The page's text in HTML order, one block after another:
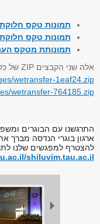
תמונות טקס
תמונות טקס
תמונותת מטקס
אלה שני הקבציםZIP של
wetransfer-1eaf24.zip
wetransfer-764185.zip
ארגון בוגרי הנדסה
להצטרף למפגשים שלנו
shiluvim.tau.ac.il